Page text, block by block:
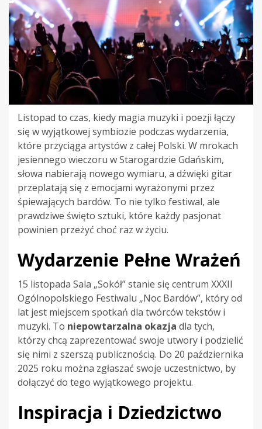
Listopad to czas, kiedy magia muzyki i poezji łączy
się w wyjątkowej symbiozie podczas wydarzenia,
które przyciąga artystów z całej Polski. W mrokach
jesiennego wieczoru w Starogardzie Gdańskim,
słowa nabierają nowego wymiaru, a dźwięki gitar
przeplatają się z emocjami wyrażonymi przez
śpiewających bardów. To nie tylko festiwal, ale
prawdziwe święto sztuki, które każdy pasjonat
powinien przeżyć choć raz w życiu.
Wydarzenie Pełne Wrażeń
15 listopada Sala „Sokół” stanie się centrum XXXII
Ogólnopolskiego Festiwalu „Noc Bardów”, który od
lat jest miejscem spotkań dla twórców tekstów i
muzyki. To niepowtarzalna okazja dla tych,
którzy chcą zaprezentować swoje utwory i podzielić
się nimi z szerszą publicznością. Do 20 października
2025 roku można zgłaszać swoje uczestnictwo, by
dołączyć do tego wyjątkowego projektu.
Inspiracja i Dziedzictwo